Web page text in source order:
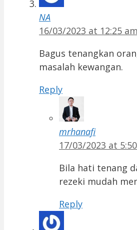
NA
16/03/2023 at 12:25 am
Bagus tenangkan
masalah kewangan.
Reply
mrhanafi
17/03/2023 at
Bila hati tenang
rezeki mudah
Reply